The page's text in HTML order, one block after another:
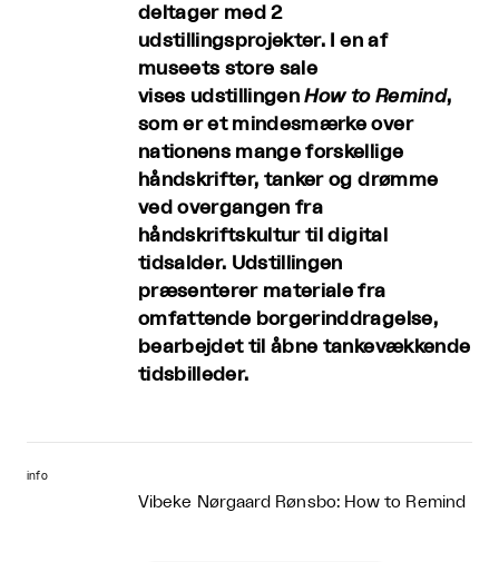
deltager med 2
udstillingsprojekter. I en af
museets store sale
vises udstillingenHow to Remind,
som er et mindesmærke over
nationens mange forskellige
håndskrifter, tanker og drømme
ved overgangen fra
håndskriftskultur til digital
tidsalder. Udstillingen
præsenterer materiale fra
omfattende borgerinddragelse,
bearbejdet til åbne tankevækkende
tidsbilleder.
info
Vibeke Nørgaard Rønsbo: How to Remind